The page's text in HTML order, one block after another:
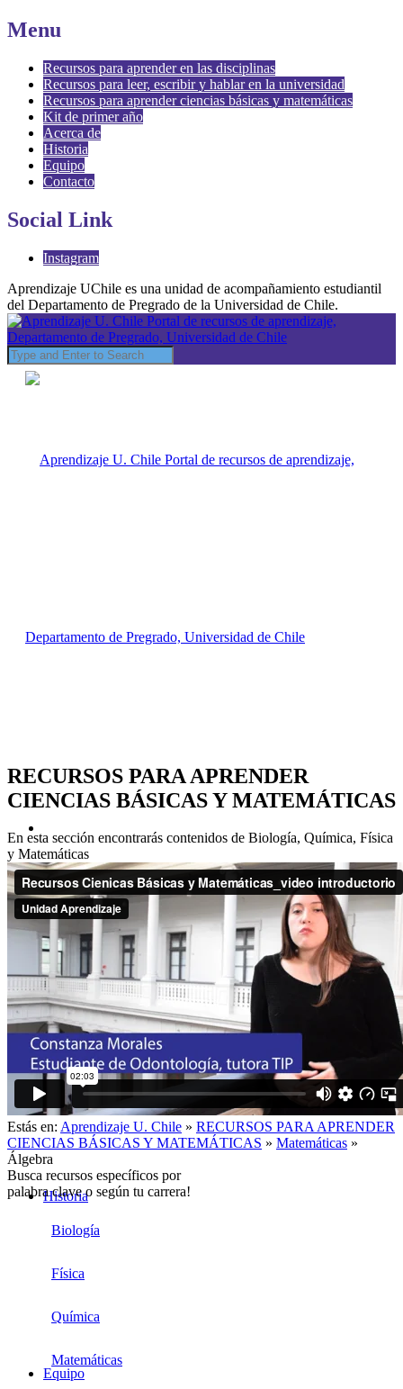
Menu
Recursos para aprender en las disciplinas
Recursos para leer, escribir y hablar en la universidad
Recursos para aprender ciencias básicas y matemáticas
Kit de primer año
Acerca de
Historia
Equipo
Contacto
Social Link
Instagram
Aprendizaje UChile es una unidad de acompañamiento estudiantil
del Departamento de Pregrado de la Universidad de Chile.
Acerca de
Historia
Equipo
RECURSOS PARA APRENDER
CIENCIAS BÁSICAS Y MATEMÁTICAS
En esta sección encontrarás contenidos de Biología, Química, Física
y Matemáticas
Estás en: Aprendizaje U. Chile » RECURSOS PARA APRENDER
CIENCIAS BÁSICAS Y MATEMÁTICAS » Matemáticas »
Álgebra
Busca recursos específicos por
palabra clave o según tu carrera!
Biología
Física
Química
Matemáticas